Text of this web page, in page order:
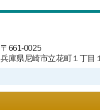
〒661-0025
兵庫県尼崎市立花町１丁目